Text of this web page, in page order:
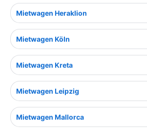
Mietwagen Heraklion
Mietwagen Köln
Mietwagen Kreta
Mietwagen Leipzig
Mietwagen Mallorca